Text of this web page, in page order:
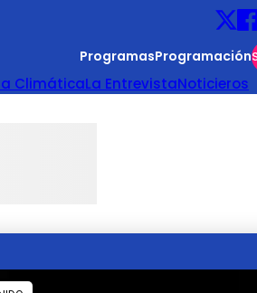
ProgramasProgramación
ClimáticaLa EntrevistaNoticieros